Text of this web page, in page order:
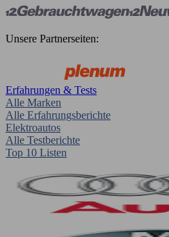
Unsere Partnerseiten:
Erfahrungen & Tests
Alle Marken
Alle Erfahrungsberichte
Elektroautos
Alle Testberichte
Top 10 Listen